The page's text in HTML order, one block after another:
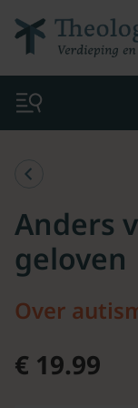
Anders
geloven
Over
€ 19.99